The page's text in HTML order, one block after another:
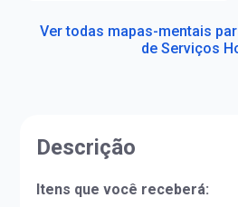
Ver todas mapas-mentais
de Serviços
Descrição
Itens que você receberá: